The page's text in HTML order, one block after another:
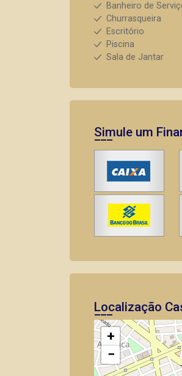
Banheiro de
Churrasqueira
Escritório
Piscina
Sala de Jantar
Simule um
Localização
+
−